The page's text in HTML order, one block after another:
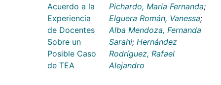
Acuerdo a la
Experiencia
de Docentes
Sobre un
Posible Caso
de TEA
Pichardo, María Fernanda;
Elguera Román, Vanessa;
Alba Mendoza, Fernanda
Sarahi; Hernández
Rodríguez, Rafael
Alejandro